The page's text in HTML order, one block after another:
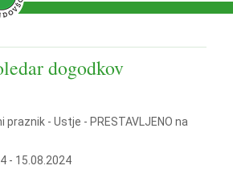
dogodkov
praznik - Ustje - PRESTAVLJENO na
- 15.08.2024